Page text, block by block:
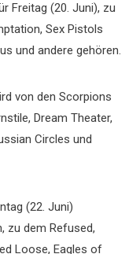
Freitag (20. Juni), zu
Sex Pistols
und andere gehören.
von den Scorpions
Dream Theater,
Circles und
(22. Juni)
zu dem Refused,
Loose, Eagles of